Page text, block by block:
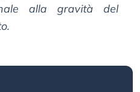
alla gravità del